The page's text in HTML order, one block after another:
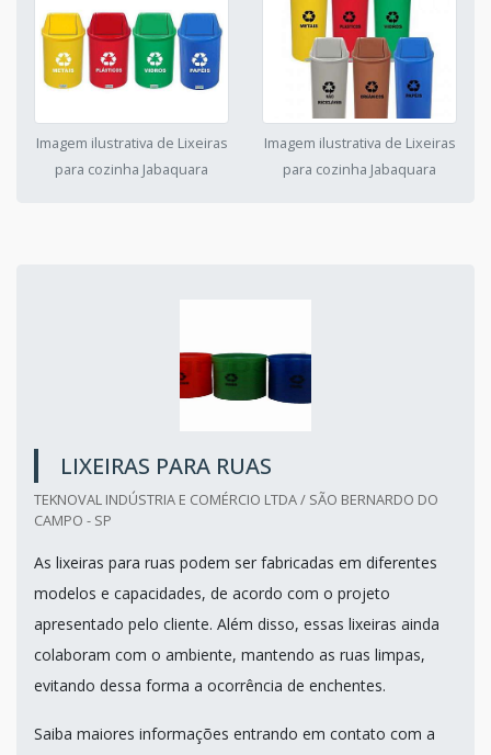
Imagem ilustrativa de Lixeiras
para cozinha Jabaquara
Imagem ilustrativa de Lixeiras
para cozinha Jabaquara
LIXEIRAS PARA RUAS
TEKNOVAL INDÚSTRIA E COMÉRCIO LTDA / SÃO BERNARDO DO
CAMPO - SP
As lixeiras para ruas podem ser fabricadas em diferentes
modelos e capacidades, de acordo com o projeto
apresentado pelo cliente. Além disso, essas lixeiras ainda
colaboram com o ambiente, mantendo as ruas limpas,
evitando dessa forma a ocorrência de enchentes.
Saiba maiores informações entrando em contato com a